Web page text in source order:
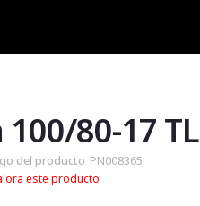
80-17 TL
del producto PN008365
este producto